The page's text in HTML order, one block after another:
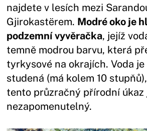
najdete v lesích mezi
Gjirokastërem. Modré oko je
podzemní vyvěračka, jejíž
temně modrou barvu, která
tyrkysové na okrajích. Voda
studená (má kolem 10
tento průzračný přírodní úkaz
nezapomenutelný.